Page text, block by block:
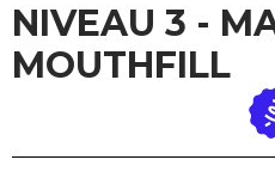
NIVEAU 3 -
MOUTHFILL